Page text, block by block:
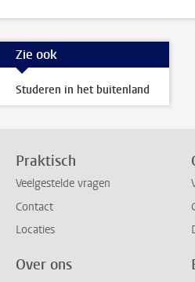
Zie ook
Studeren in het buitenland
Praktisch
Veelgestelde vragen
Contact
Locaties
Over ons